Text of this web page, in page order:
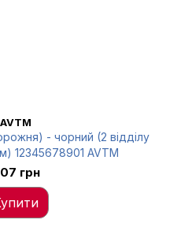
AVTM
- чорний (2 відділу
12345678901 AVTM
грн